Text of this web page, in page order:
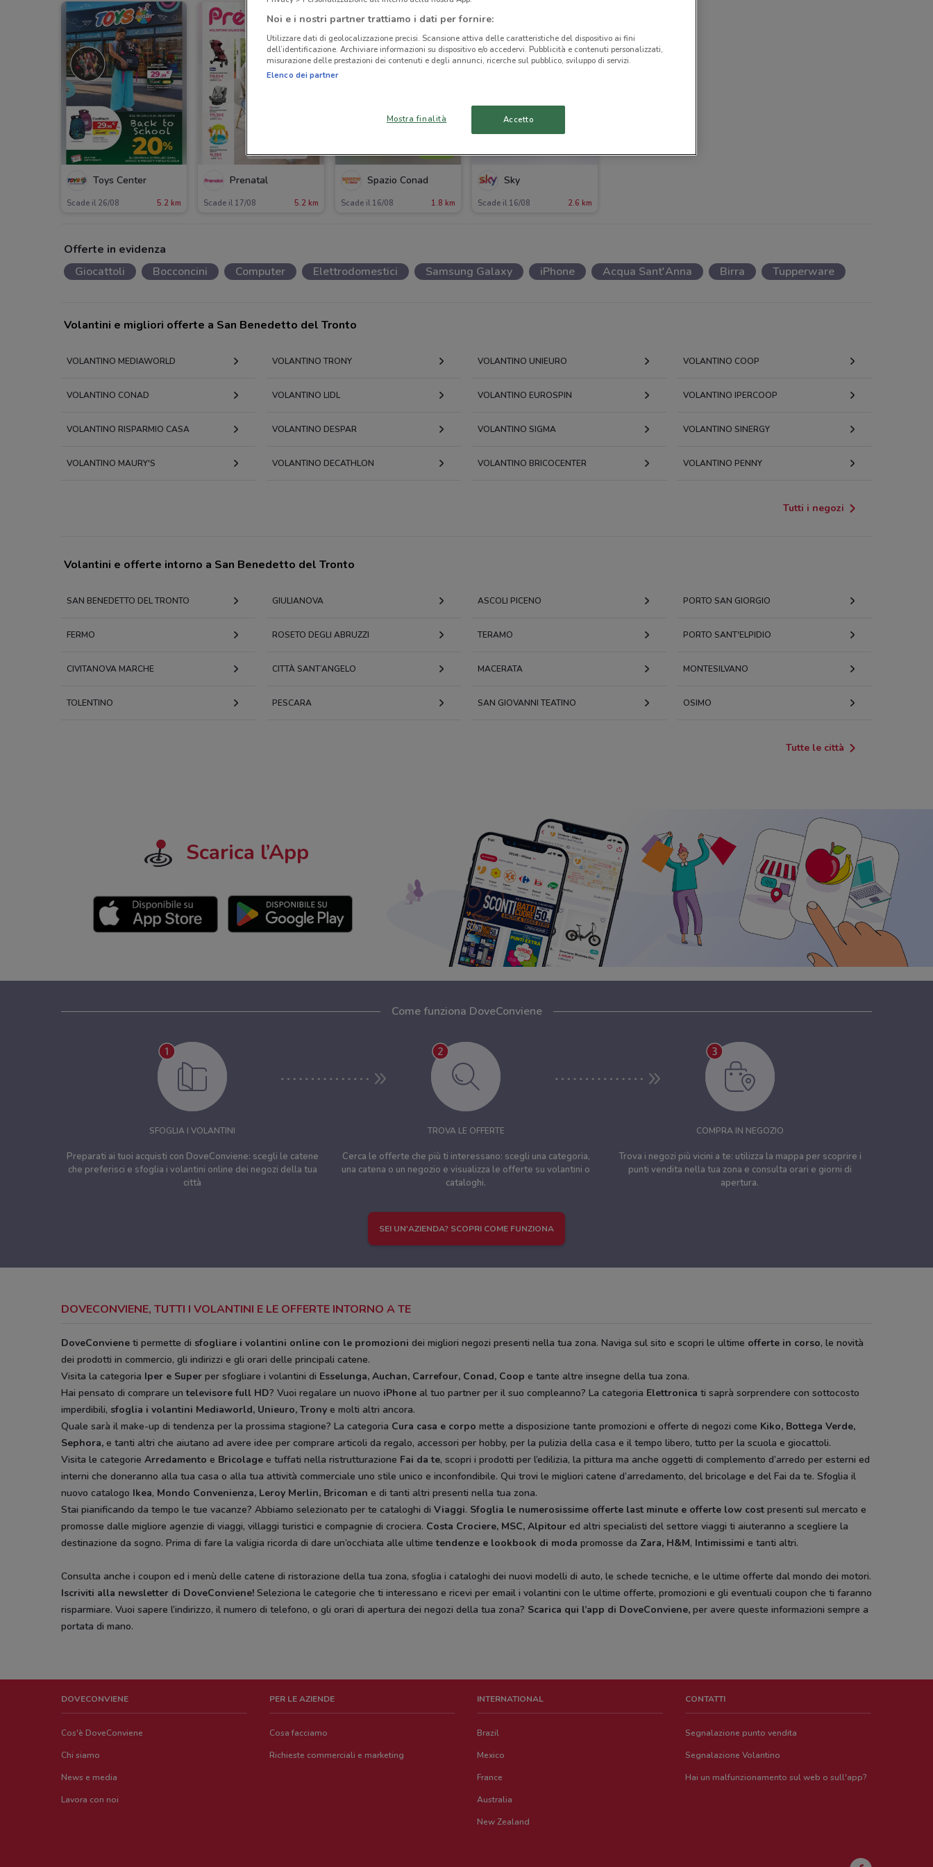
Toys Center
Scade il 26/08 5.2 km
Prenatal
Scade il 17/08 5.2 km
NUOVO
Spazio Conad
Scade il 16/08 1.8 km
Sky
Scade il 16/08 2.6 km
Offerte in evidenza
Giocattoli
Bocconcini Computer Elettrodomestici Samsung Galaxy iPhone Acqua Sant'Anna Birra Tupperware
Volantini e migliori offerte a San Benedetto del Tronto
VOLANTINO MEDIAWORLD VOLANTINO TRONY VOLANTINO UNIEURO VOLANTINO COOP
VOLANTINO CONAD VOLANTINO LIDL VOLANTINO EUROSPIN VOLANTINO IPERCOOP
VOLANTINO RISPARMIO CASA VOLANTINO DESPAR VOLANTINO SIGMA VOLANTINO SINERGY
VOLANTINO MAURY'S VOLANTINO DECATHLON VOLANTINO BRICOCENTER VOLANTINO PENNY
Tutti i negozi
Volantini e offerte intorno a San Benedetto del Tronto
SAN BENEDETTO DEL TRONTO GIULIANOVA ASCOLI PICENO PORTO SAN GIORGIO
FERMO ROSETO DEGLI ABRUZZI TERAMO PORTO SANT'ELPIDIO
CIVITANOVA MARCHE CITTÀ SANT’ANGELO MACERATA MONTESILVANO
TOLENTINO PESCARA SAN GIOVANNI TEATINO OSIMO
Tutte le città
Scarica l’App
Come funziona DoveConviene
SFOGLIA I VOLANTINI
Preparati ai tuoi acquisti con DoveConviene: scegli le catene
che preferisci e sfoglia i volantini online dei negozi della tua
città
TROVA LE OFFERTE
Cerca le offerte che più ti interessano: scegli una categoria,
una catena o un negozio e visualizza le offerte su volantini o
cataloghi.
COMPRA IN NEGOZIO
Trova i negozi più vicini a te: utilizza la mappa per scoprire i
punti vendita nella tua zona e consulta orari e giorni di
apertura.
SEI UN'AZIENDA? SCOPRI COME FUNZIONA
DOVECONVIENE, TUTTI I VOLANTINI E LE OFFERTE INTORNO A TE
DoveConviene ti permette di sfogliare i volantini online con le promozioni dei migliori negozi presenti nella tua zona. Naviga sul sito e scopri le ultime offerte in corso, le novità
dei prodotti in commercio, gli indirizzi e gli orari delle principali catene.
Visita la categoria Iper e Super per sfogliare i volantini di Esselunga, Auchan, Carrefour, Conad, Coop e tante altre insegne della tua zona.
Hai pensato di comprare untelevisore full HD? Vuoi regalare un nuovo iPhone al tuo partner per il suo compleanno? La categoria Elettronica ti saprà sorprendere con sottocosto
imperdibili, sfoglia i volantini Mediaworld, Unieuro, Trony e molti altri ancora.
Quale sarà il make-up di tendenza per la prossima stagione? La categoria Cura casa e corpo mette a disposizione tante promozioni e offerte di negozi come Kiko, Bottega Verde,
Sephora, e tanti altri che aiutano ad avere idee per comprare articoli da regalo, accessori per hobby, per la pulizia della casa e il tempo libero, tutto per la scuola e giocattoli.
Visita le categorie Arredamento e Bricolage e tuffati nella ristrutturazione Fai da te, scopri i prodotti per l’edilizia, la pittura ma anche oggetti di complemento d’arredo per esterni ed
interni che doneranno alla tua casa o alla tua attività commerciale uno stile unico e inconfondibile. Qui trovi le migliori catene d’arredamento, del bricolage e del Fai da te. Sfoglia il
nuovo catalogo Ikea, Mondo Convenienza, Leroy Merlin, Bricoman e di tanti altri presenti nella tua zona.
Stai pianificando da tempo le tue vacanze? Abbiamo selezionato per te cataloghi di Viaggi. Sfoglia le numerosissime offerte last minute e offerte low cost presenti sul mercato e
promosse dalle migliore agenzie di viaggi, villaggi turistici e compagnie di crociera. Costa Crociere, MSC, Alpitour ed altri specialisti del settore viaggi ti aiuteranno a scegliere la
destinazione da sogno. Prima di fare la valigia ricorda di dare un’occhiata alle ultimetendenze e lookbook di moda promosse da Zara, H&M, Intimissimi e tanti altri.
Consulta anche i coupon ed i menù delle catene di ristorazione della tua zona, sfoglia i cataloghi dei nuovi modelli di auto, le schede tecniche, e le ultime offerte dal mondo dei motori.
Iscriviti alla newsletter di DoveConviene! Seleziona le categorie che ti interessano e ricevi per email i volantini con le ultime offerte, promozioni e gli eventuali coupon che ti faranno
risparmiare. Vuoi sapere l’indirizzo, il numero di telefono, o gli orari di apertura dei negozi della tua zona? Scarica qui l’app di DoveConviene, per avere queste informazioni sempre a
portata di mano.
DOVECONVIENE
Cos'è DoveConviene
Chi siamo
News e media
Lavora con noi
PER LE AZIENDE
Cosa facciamo
Richieste commerciali e marketing
INTERNATIONAL
Brazil
Mexico
France
Australia
New Zealand
CONTATTI
Segnalazione punto vendita
Segnalazione Volantino
Hai un malfunzionamento sul web o sull'app?
Noi e i nostri partner trattiamo i dati per fornire:
Utilizzare dati di geolocalizzazione precisi. Scansione attiva delle caratteristiche del dispositivo ai fini
dell’identificazione. Archiviare informazioni su dispositivo e/o accedervi. Pubblicità e contenuti personalizzati,
misurazione delle prestazioni dei contenuti e degli annunci, ricerche sul pubblico, sviluppo di servizi.
Elenco dei partner
Mostra finalità Accetto